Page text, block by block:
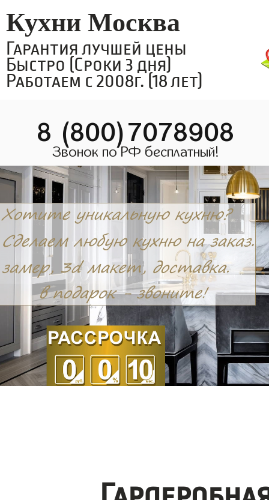
Кухни Москва
Гарантия лучшей цены
Быстро (Сроки 3 дня)
Работаем с 2008г. (18 лет)
8 (800)7078908
Звонок по РФ бесплатный!